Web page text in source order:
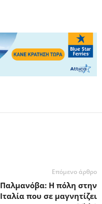
Επόμενο άρθρο
Παλμανόβα: Η πόλη στην
Ιταλία που σε μαγνητίζει